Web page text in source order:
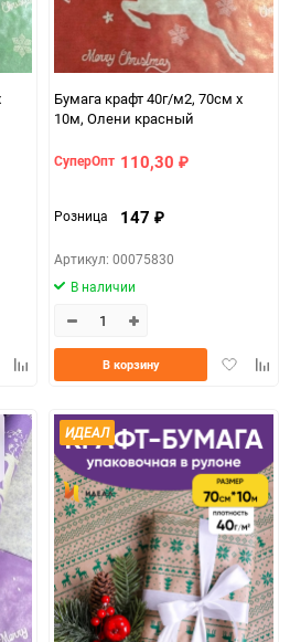
Добавить
Бумага крафт 40г/м2, 70см x
10м, Олени красный
СуперОпт 110,30 ₽
Розница 147 ₽
Артикул: 00075830
В наличии
Добавить
В корзину
ИДЕАЛ